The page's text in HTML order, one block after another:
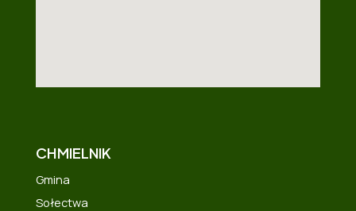
CHMIELNIK
Gmina
Sołectwa